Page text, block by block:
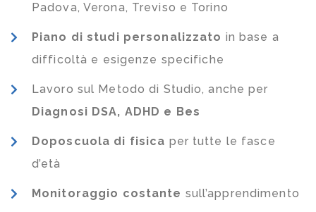
Padova, Verona, Treviso e Torino
Piano di studi personalizzato in base a
difficoltà e esigenze specifiche
Lavoro sul Metodo di Studio, anche per
Diagnosi DSA, ADHD e Bes
Doposcuola di fisica per tutte le fasce
d’età
Monitoraggio costante sull’apprendimento